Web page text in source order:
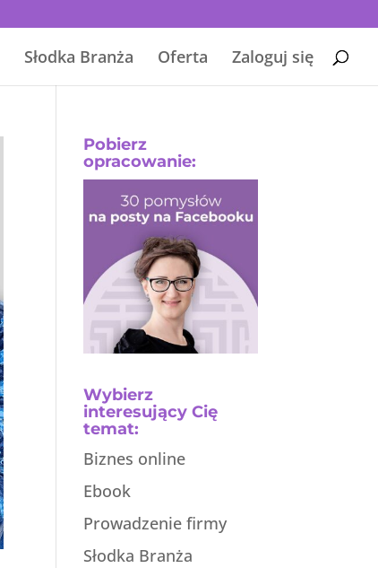
Słodka Branża Oferta Zaloguj się
Pobierz
opracowanie:
Wybierz
interesujący Cię
temat:
Biznes online
Ebook
Prowadzenie firmy
Słodka Branża